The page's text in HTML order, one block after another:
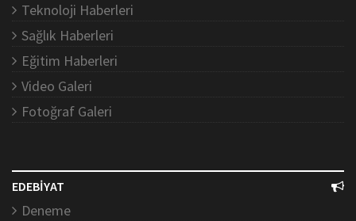
Teknoloji Haberleri
Sağlık Haberleri
Eğitim Haberleri
Video Galeri
Fotoğraf Galeri
EDEBİYAT
Deneme